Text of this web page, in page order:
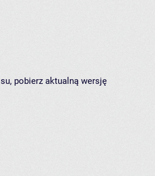
pobierz aktualną wersję